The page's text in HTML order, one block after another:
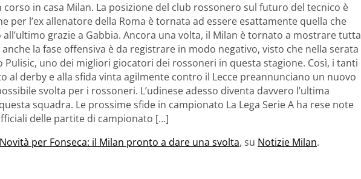
in casa Milan. La posizione del club rossonero sul futuro del tecnico è
per l’ex allenatore della Roma è tornata ad essere esattamente quella che
grazie a Gabbia. Ancora una volta, il Milan è tornato a mostrare tutta
la fase offensiva è da registrare in modo negativo, visto che nella serata
Pulisic, uno dei migliori giocatori dei rossoneri in questa stagione. Così, i tanti
al derby e alla sfida vinta agilmente contro il Lecce preannunciano un nuovo
svolta per i rossoneri. L’udinese adesso diventa davvero l’ultima
squadra. Le prossime sfide in campionato La Lega Serie A ha rese note
delle partite di campionato […]
Novità per Fonseca: il Milan pronto a dare una svolta, su Notizie Milan.